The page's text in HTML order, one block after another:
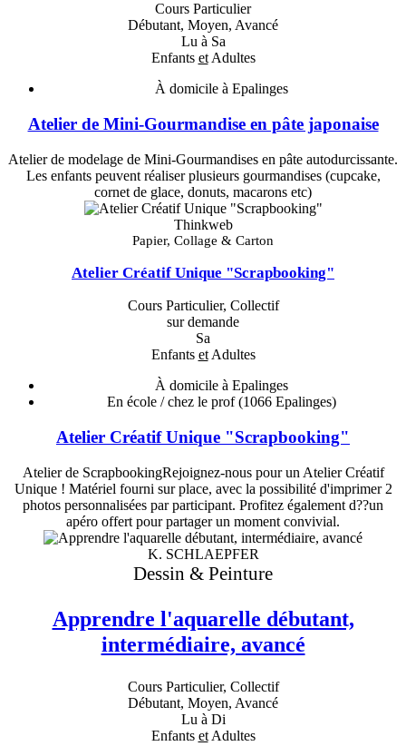
Cours Particulier
Débutant, Moyen, Avancé
Lu à Sa
Enfants etAdultes
À domicile à Epalinges
Atelier de Mini-Gourmandise en pâte japonaise
Atelier de modelage de Mini-Gourmandises en pâte autodurcissante.
Les enfants peuvent réaliser plusieurs gourmandises (cupcake,
cornet de glace, donuts, macarons etc)
Thinkweb
Papier, Collage & Carton
Atelier Créatif Unique "Scrapbooking"
Cours Particulier, Collectif
sur demande
Sa
Enfants etAdultes
À domicile à Epalinges
En école / chez le prof(1066 Epalinges)
Atelier Créatif Unique "Scrapbooking"
Atelier de ScrapbookingRejoignez-nous pour un Atelier Créatif
Unique ! Matériel fourni sur place, avec la possibilité d'imprimer 2
photos personnalisées par participant. Profitez également d??un
apéro offert pour partager un moment convivial.
K. SCHLAEPFER
Dessin & Peinture
Apprendre l'aquarelle débutant,
intermédiaire, avancé
Cours Particulier, Collectif
Débutant, Moyen, Avancé
Lu à Di
Enfants etAdultes